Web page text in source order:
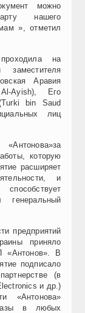
можно
нашего
», отметил
на
заместителя
Аравия
Ayish), Его
bin Saud
лиц
которую
расширяет
и
генеральный
предприятий
приняло
«Антонов». В
подписало
(в
и др.)
«Антонова»
в любых